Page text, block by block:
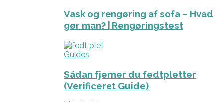
Vask og rengøring af sofa – Hvad
gør man? | Rengøringstest
Guides
Sådan fjerner du fedtpletter
(Verificeret Guide)